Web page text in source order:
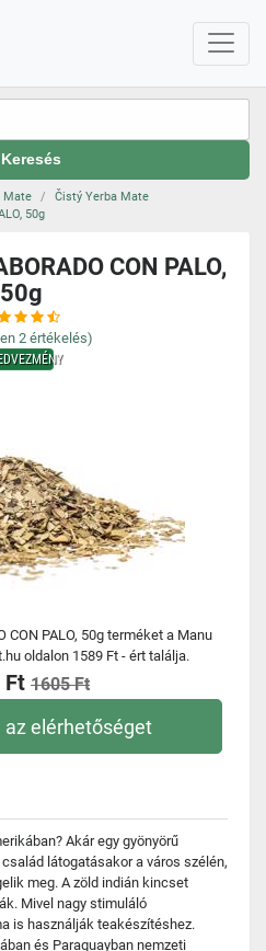
Keresés
Mate
Čistý Yerba Mate
50g
CON PALO,
50g
2 értékelés)
CON PALO, 50g terméket a Manu
oldalon 1589 Ft - ért találja.
Ft 1605 Ft
az elérhetőséget
Akár egy gyönyörű
látogatásakor a város szélén,
meg. A zöld indián kincset
Mivel nagy stimuláló
is használják teakészítéshez.
és Paraguayban nemzeti